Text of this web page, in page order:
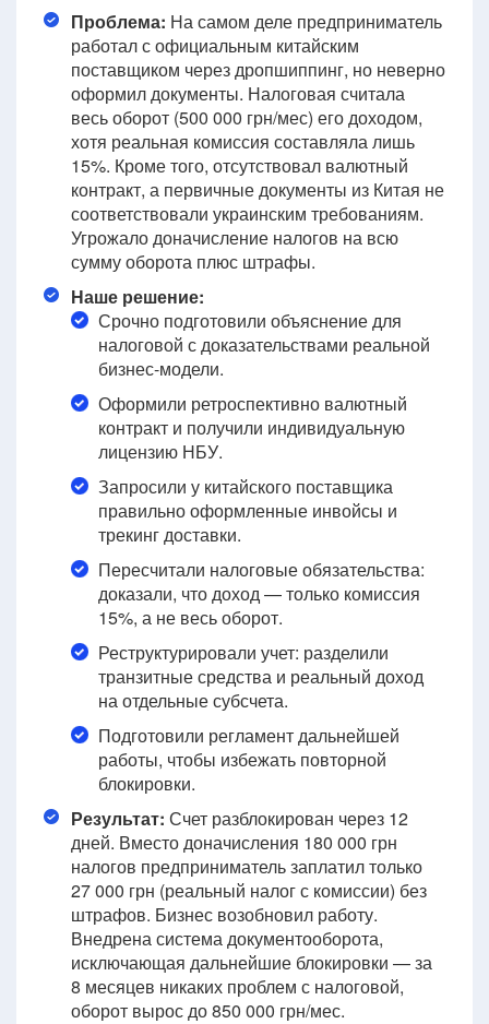
Проблема: На самом деле предприниматель
работал с официальным китайским
поставщиком через дропшиппинг, но неверно
оформил документы. Налоговая считала
весь оборот (500 000 грн/мес) его доходом,
хотя реальная комиссия составляла лишь
15%. Кроме того, отсутствовал валютный
контракт, а первичные документы из Китая не
соответствовали украинским требованиям.
Угрожало доначисление налогов на всю
сумму оборота плюс штрафы.
Наше решение:
Срочно подготовили объяснение для
налоговой с доказательствами реальной
бизнес-модели.
Оформили ретроспективно валютный
контракт и получили индивидуальную
лицензию НБУ.
Запросили у китайского поставщика
правильно оформленные инвойсы и
трекинг доставки.
Пересчитали налоговые обязательства:
доказали, что доход — только комиссия
15%, а не весь оборот.
Реструктурировали учет: разделили
транзитные средства и реальный доход
на отдельные субсчета.
Подготовили регламент дальнейшей
работы, чтобы избежать повторной
блокировки.
Результат: Счет разблокирован через 12
дней. Вместо доначисления 180 000 грн
налогов предприниматель заплатил только
27 000 грн (реальный налог с комиссии) без
штрафов. Бизнес возобновил работу.
Внедрена система документооборота,
исключающая дальнейшие блокировки — за
8 месяцев никаких проблем с налоговой,
оборот вырос до 850 000 грн/мес.